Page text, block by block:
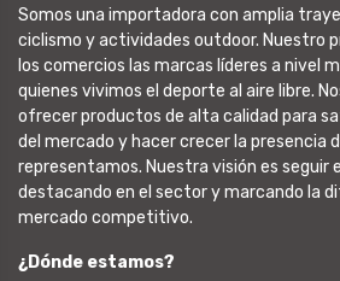
Somos una importadora con amplia
ciclismo y actividades outdoor. Nuestro
los comercios las marcas líderes a nivel
quienes vivimos el deporte al aire libre.
ofrecer productos de alta calidad para
del mercado y hacer crecer la presencia
representamos. Nuestra visión es seguir
destacando en el sector y marcando la
mercado competitivo.
¿Dónde estamos?